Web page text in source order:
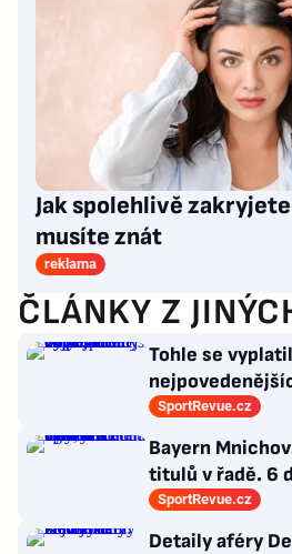
Jak spolehlivě
musíte znát
reklama
ČLÁNKY Z
Tohle se
které byly
SportRevue.cz
Bayern
titulů v řadě. 6
zvládlo také,
SportRevue.cz
Detaily aféry